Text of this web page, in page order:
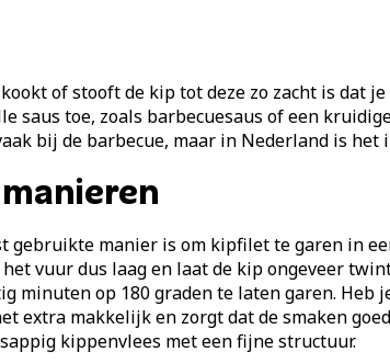
of stooft de kip tot deze zo zacht is dat
saus toe, zoals barbecuesaus of een
bij de barbecue, maar in Nederland is
gebruikte manier is om kipfilet te garen in
vuur dus laag en laat de kip ongeveer
minuten op 180 graden te laten garen. Heb
extra makkelijk en zorgt dat de smaken
kippenvlees met een fijne structuur.